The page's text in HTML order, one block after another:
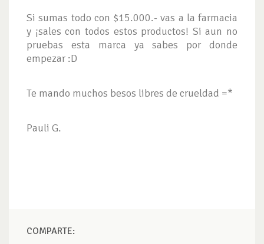
Si sumas todo con $15.000.- vas a la farmacia
y ¡sales con todos estos productos! Si aun no
pruebas esta marca ya sabes por donde
empezar :D
Te mando muchos besos libres de crueldad =*
Pauli G.
COMPARTE: